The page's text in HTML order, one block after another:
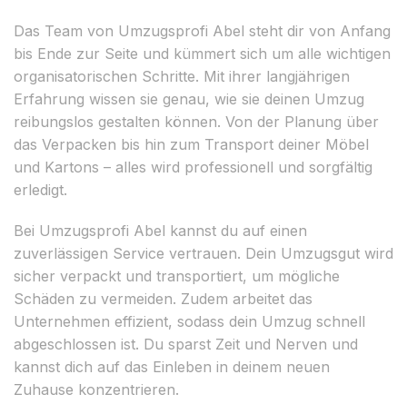
Das Team von Umzugsprofi Abel steht dir von Anfang
bis Ende zur Seite und kümmert sich um alle wichtigen
organisatorischen Schritte. Mit ihrer langjährigen
Erfahrung wissen sie genau, wie sie deinen Umzug
reibungslos gestalten können. Von der Planung über
das Verpacken bis hin zum Transport deiner Möbel
und Kartons – alles wird professionell und sorgfältig
erledigt.
Bei Umzugsprofi Abel kannst du auf einen
zuverlässigen Service vertrauen. Dein Umzugsgut wird
sicher verpackt und transportiert, um mögliche
Schäden zu vermeiden. Zudem arbeitet das
Unternehmen effizient, sodass dein Umzug schnell
abgeschlossen ist. Du sparst Zeit und Nerven und
kannst dich auf das Einleben in deinem neuen
Zuhause konzentrieren.